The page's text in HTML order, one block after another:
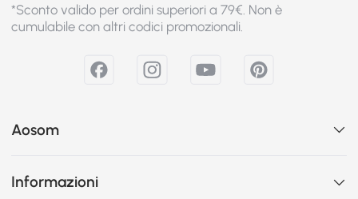
*Sconto valido per ordini superiori a 79€. Non è
cumulabile con altri codici promozionali.
Aosom
Informazioni